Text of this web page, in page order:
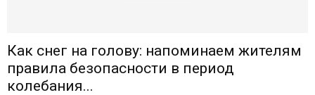
Как снег на голову: напоминаем жителям
правила безопасности в период
колебания...